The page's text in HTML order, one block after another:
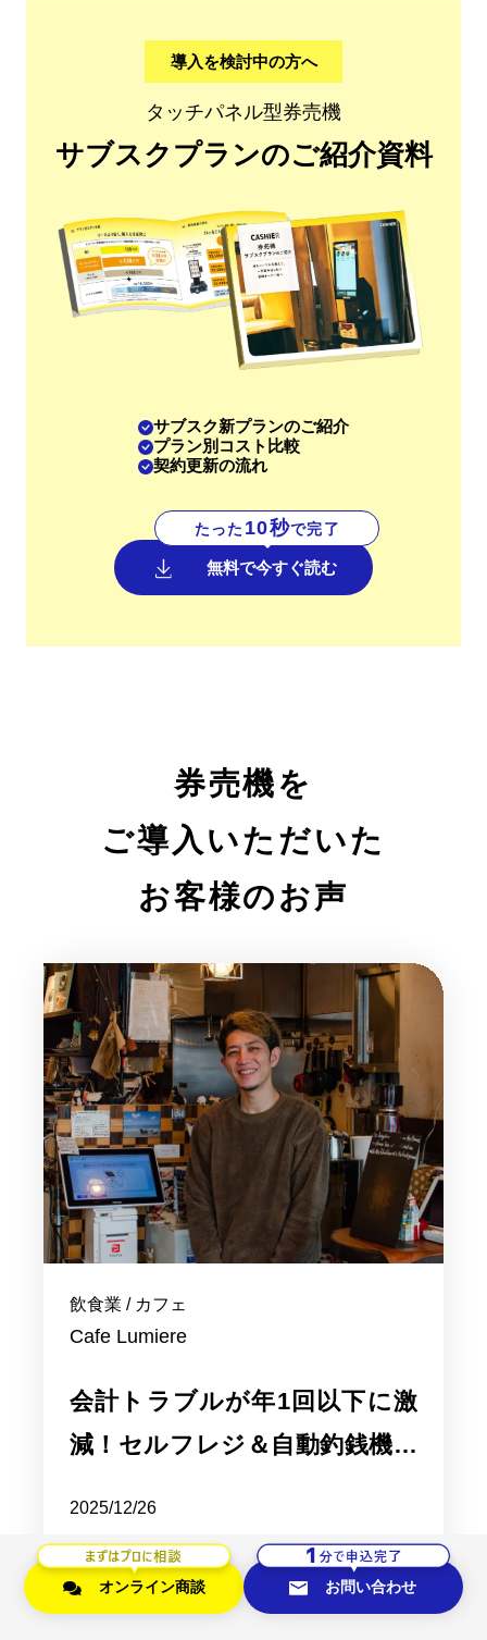
導入を検討中の方へ
タッチパネル型券売機
サブスクプランのご紹介資料
サブスク新プランのご紹介
プラン別コスト比較
契約更新の流れ
たった 10秒で完了
無料で今すぐ読む
券売機を
ご導入いただいた
お客様のお声
飲食業 / カフェ
Cafe Lumiere
会計トラブルが年1回以下に激
減！セルフレジ＆自動釣銭機導
2025/12/26
詳しくみる
オンライン商談 お問い合わせ